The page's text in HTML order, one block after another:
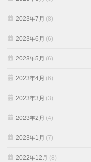
2023年7月 (8)
2023年6月 (6)
2023年5月 (6)
2023年4月 (6)
2023年3月 (3)
2023年2月 (4)
2023年1月 (7)
2022年12月 (8)